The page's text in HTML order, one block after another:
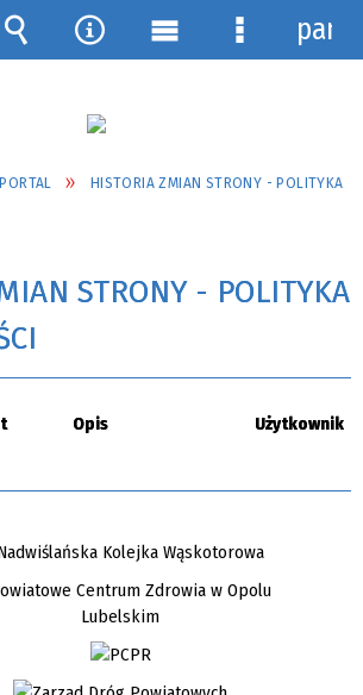
PORTAL
HISTORIA ZMIAN STRONY - POLITYKA
STRONY - POLITYKA
Opis Użytkownik
Narzędzia
Menu Menu
panel